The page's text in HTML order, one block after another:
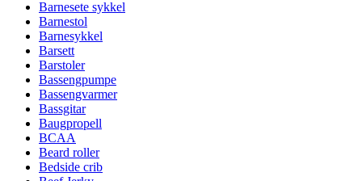
Barnesete sykkel
Barnestol
Barnesykkel
Barsett
Barstoler
Bassengpumpe
Bassengvarmer
Bassgitar
Baugpropell
BCAA
Beard roller
Bedside crib